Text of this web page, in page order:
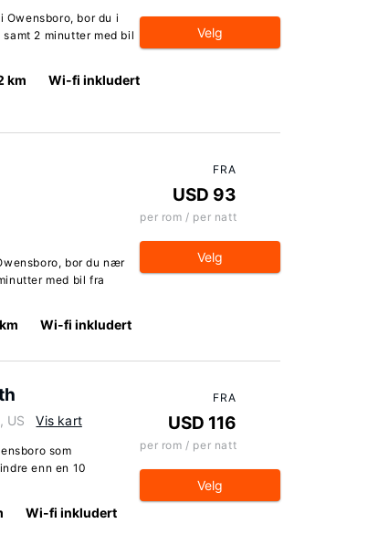
Owensboro, bor du i
2 minutter med bil
km Wi-fi inkludert
Velg
bor du nær
med bil fra
Wi-fi inkludert
FRA
USD 93
per rom / per natt
Velg
US Vis kart
som
enn en 10
Wi-fi inkludert
FRA
USD 116
per rom / per natt
Velg